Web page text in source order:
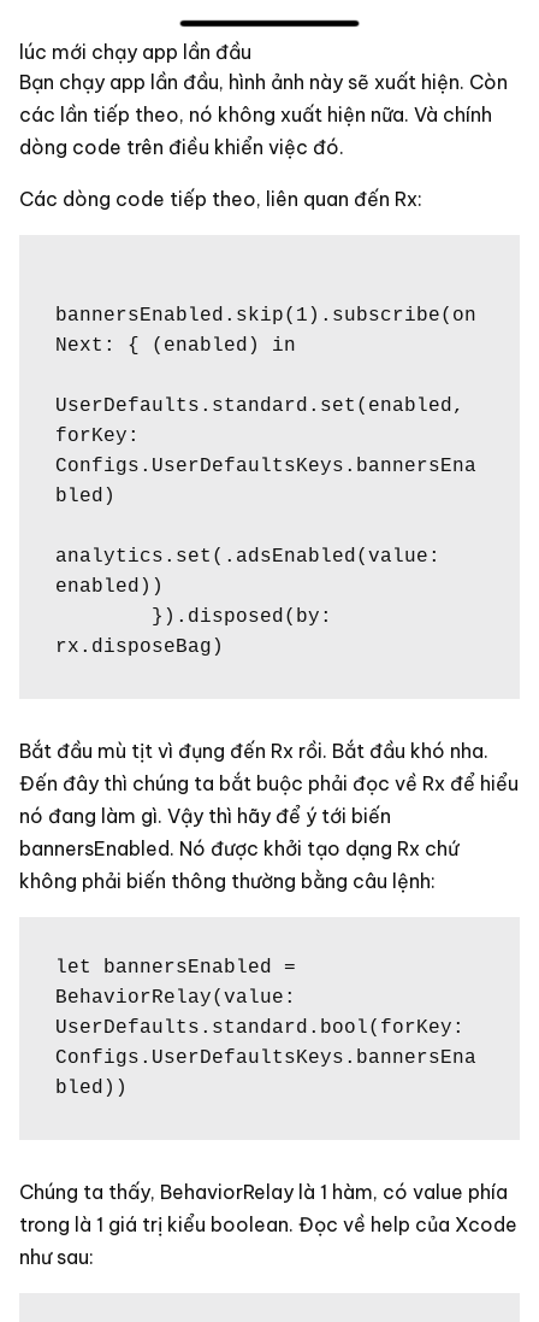
lúc mới chạy app lần đầu
Bạn chạy app lần đầu, hình ảnh này sẽ xuất hiện. Còn
các lần tiếp theo, nó không xuất hiện nữa. Và chính
dòng code trên điều khiển việc đó.
Các dòng code tiếp theo, liên quan đến Rx:
bannersEnabled.skip(1).subscribe(on
Next: { (enabled) in
UserDefaults.standard.set(enabled,
forKey:
Configs.UserDefaultsKeys.bannersEna
bled)
analytics.set(.adsEnabled(value:
enabled))
rx.disposeBag)
Bắt đầu mù tịt vì đụng đến Rx rồi. Bắt đầu khó nha.
Đến đây thì chúng ta bắt buộc phải đọc về Rx để hiểu
nó đang làm gì. Vậy thì hãy để ý tới biến
bannersEnabled. Nó được khởi tạo dạng Rx chứ
không phải biến thông thường bằng câu lệnh:
let bannersEnabled =
BehaviorRelay(value:
UserDefaults.standard.bool(forKey:
Configs.UserDefaultsKeys.bannersEna
bled))
Chúng ta thấy, BehaviorRelay là 1 hàm, có value phía
trong là 1 giá trị kiểu boolean. Đọc về help của Xcode
như sau: